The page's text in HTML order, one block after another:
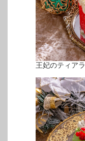
王妃のティアラ